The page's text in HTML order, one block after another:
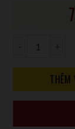
THÊM